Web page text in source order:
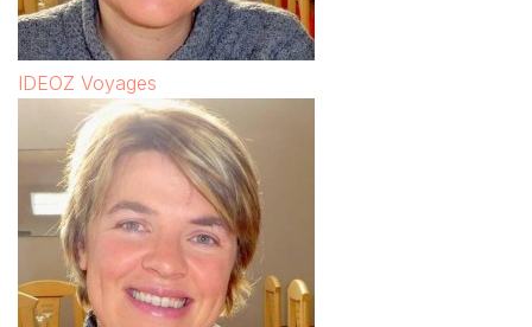
IDEOZ Voyages